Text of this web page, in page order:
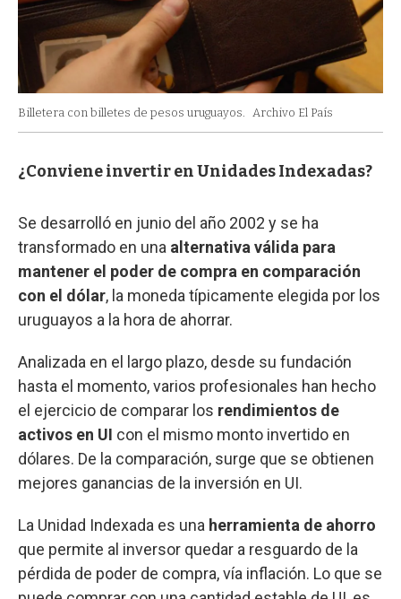
Billetera con billetes de pesos uruguayos. Archivo El País
¿Conviene invertir en Unidades Indexadas?
Se desarrolló en junio del año 2002 y se ha
transformado en una alternativa válida para
mantener el poder de compra en comparación
con el dólar, la moneda típicamente elegida por los
uruguayos a la hora de ahorrar.
Analizada en el largo plazo, desde su fundación
hasta el momento, varios profesionales han hecho
el ejercicio de comparar los rendimientos de
activos en UI con el mismo monto invertido en
dólares. De la comparación, surge que se obtienen
mejores ganancias de la inversión en UI.
La Unidad Indexada es una herramienta de ahorro
que permite al inversor quedar a resguardo de la
pérdida de poder de compra, vía inflación. Lo que se